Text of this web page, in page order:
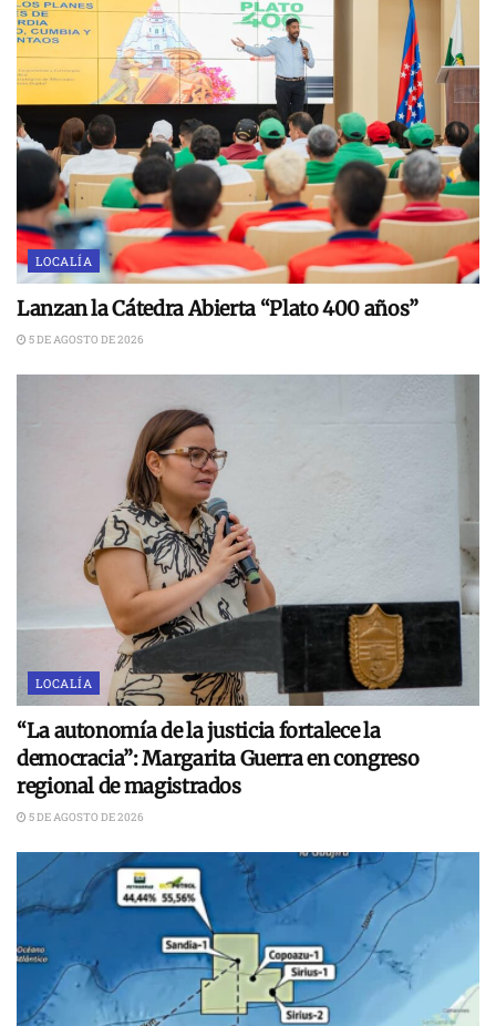
LOCALÍA
Lanzan la Cátedra Abierta “Plato 400 años”
5 DE AGOSTO DE 2026
LOCALÍA
“La autonomía de la justicia fortalece la
democracia”: Margarita Guerra en congreso
regional de magistrados
5 DE AGOSTO DE 2026